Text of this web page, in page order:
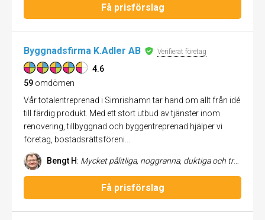
Få prisförslag
Byggnadsfirma K.Adler AB Verifierat företag
4.6
59 omdömen
Vår totalentreprenad i Simrishamn tar hand om allt från idé
till färdig produkt. Med ett stort utbud av tjänster inom
renovering, tillbyggnad och byggentreprenad hjälper vi
företag, bostadsrättsföreni...
Bengt H: Mycket pålitliga, noggranna, duktiga och trevliga.
Få prisförslag